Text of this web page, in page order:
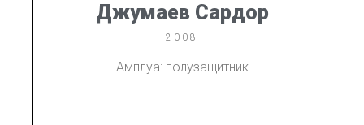
Джумаев Сардор
2008
Амплуа: полузащитник